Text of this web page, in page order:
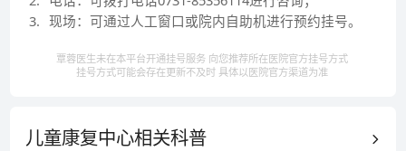
3. 现场：可通过人工窗口或院内自助机进行预约挂号。
覃蓉医生未在本平台开通挂号服务 向您推荐所在医院官方挂号方式
挂号方式可能会存在更新不及时 具体以医院官方渠道为准
儿童康复中心相关科普